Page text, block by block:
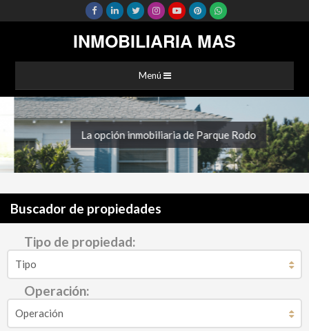
INMOBILIARIA MAS
Menú
La opción inmobiliaria de Parque Rodo
Buscador de propiedades
Tipo de propiedad:
Operación: